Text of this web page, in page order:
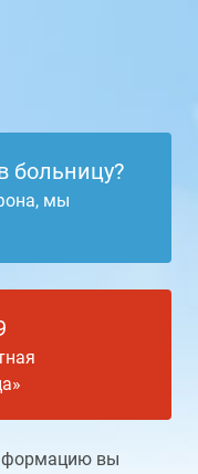
больницу?
мы
вы